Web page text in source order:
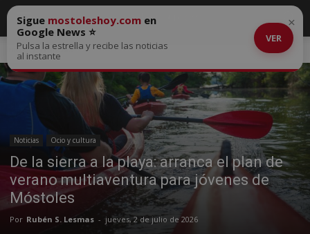
Inicio Noticias
Noticias Ocio y cultura
De la sierra a la playa: arranca el plan de
verano multiaventura para jóvenes de
Móstoles
Por Rubén S. Lesmas - jueves, 2 de julio de 2026
Sigue mostoleshoy.com en
Google News ⭐
Pulsa la estrella y recibe las noticias
al instante
VER
×